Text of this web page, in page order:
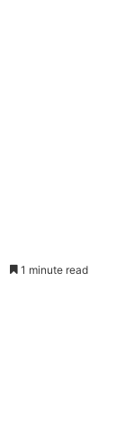
1 minute read